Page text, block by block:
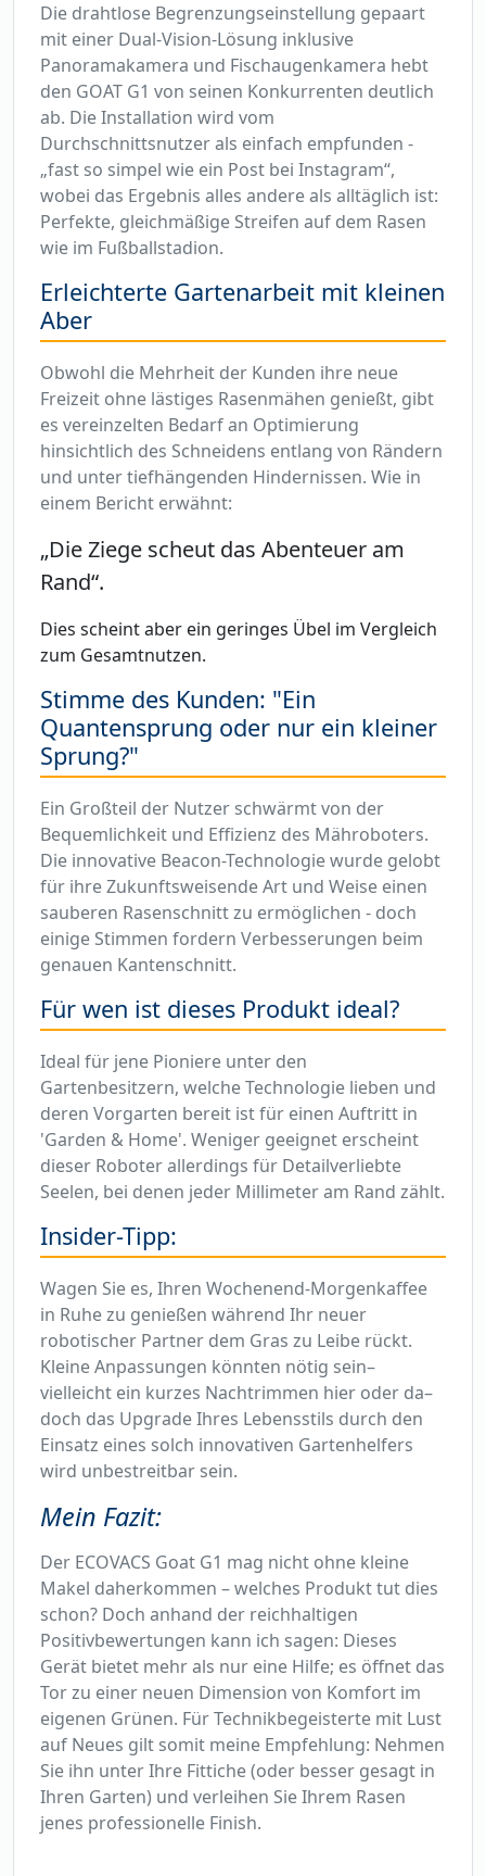
Die drahtlose Begrenzungseinstellung gepaart
mit einer Dual-Vision-Lösung inklusive
Panoramakamera und Fischaugenkamera hebt
den GOAT G1 von seinen Konkurrenten deutlich
ab. Die Installation wird vom
Durchschnittsnutzer als einfach empfunden -
„fast so simpel wie ein Post bei Instagram“,
wobei das Ergebnis alles andere als alltäglich ist:
Perfekte, gleichmäßige Streifen auf dem Rasen
wie im Fußballstadion.
Erleichterte Gartenarbeit mit kleinen
Aber
Obwohl die Mehrheit der Kunden ihre neue
Freizeit ohne lästiges Rasenmähen genießt, gibt
es vereinzelten Bedarf an Optimierung
hinsichtlich des Schneidens entlang von Rändern
und unter tiefhängenden Hindernissen. Wie in
einem Bericht erwähnt:
„Die Ziege scheut das Abenteuer am
Rand“.
Dies scheint aber ein geringes Übel im Vergleich
zum Gesamtnutzen.
Stimme des Kunden: "Ein
Quantensprung oder nur ein kleiner
Sprung?"
Ein Großteil der Nutzer schwärmt von der
Bequemlichkeit und Effizienz des Mähroboters.
Die innovative Beacon-Technologie wurde gelobt
für ihre Zukunftsweisende Art und Weise einen
sauberen Rasenschnitt zu ermöglichen - doch
einige Stimmen fordern Verbesserungen beim
genauen Kantenschnitt.
Für wen ist dieses Produkt ideal?
Ideal für jene Pioniere unter den
Gartenbesitzern, welche Technologie lieben und
deren Vorgarten bereit ist für einen Auftritt in
'Garden & Home'. Weniger geeignet erscheint
dieser Roboter allerdings für Detailverliebte
Seelen, bei denen jeder Millimeter am Rand zählt.
Insider-Tipp:
Wagen Sie es, Ihren Wochenend-Morgenkaffee
in Ruhe zu genießen während Ihr neuer
robotischer Partner dem Gras zu Leibe rückt.
Kleine Anpassungen könnten nötig sein–
vielleicht ein kurzes Nachtrimmen hier oder da–
doch das Upgrade Ihres Lebensstils durch den
Einsatz eines solch innovativen Gartenhelfers
wird unbestreitbar sein.
Mein Fazit:
Der ECOVACS Goat G1 mag nicht ohne kleine
Makel daherkommen – welches Produkt tut dies
schon? Doch anhand der reichhaltigen
Positivbewertungen kann ich sagen: Dieses
Gerät bietet mehr als nur eine Hilfe; es öffnet das
Tor zu einer neuen Dimension von Komfort im
eigenen Grünen. Für Technikbegeisterte mit Lust
auf Neues gilt somit meine Empfehlung: Nehmen
Sie ihn unter Ihre Fittiche (oder besser gesagt in
Ihren Garten) und verleihen Sie Ihrem Rasen
jenes professionelle Finish.